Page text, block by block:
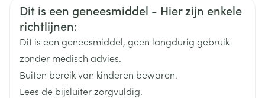
Merken
Breedte 55 mm
Lengte
Duits
Frans Frans
Veiligheidsinformatie
Dit is een geneesmiddel - Hier zijn enkele
richtlijnen:
Dit is een geneesmiddel, geen langdurig gebruik
zonder medisch advies.
Buiten bereik van kinderen bewaren.
Lees de bijsluiter zorgvuldig.